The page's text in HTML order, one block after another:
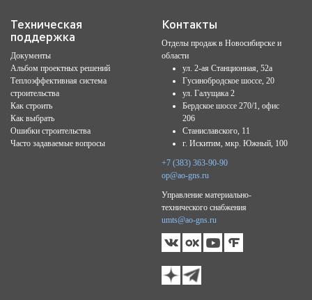
Техническая
поддержка
Документы
Альбом проектных решений
Теплоэффективная система
строительства
Как строить
Как выбрать
Ошибки строительства
Часто задаваемые вопросы
Контакты
Отделы продаж в Новосибирске и
области
ул. 2-ая Станционная, 52а
Гусинобродское шоссе, 20
ул. Галущака 2
Бердское шоссе 270/1, офис
206
Станиславского, 11
г. Искитим, мкр. Южный, 100
+7 (383) 363-90-90
op@ao-gns.ru
Управление материально-
технического снабжения
umts@ao-gns.ru